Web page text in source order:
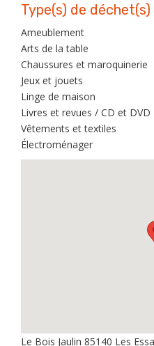
Type(s) de
Ameublement
Arts de la table
Chaussures et maroquinerie
Jeux et jouets
Linge de maison
Livres et revues / CD et DVD
Vêtements et textiles
Électroménager
Le Bois Jaulin 85140 Les